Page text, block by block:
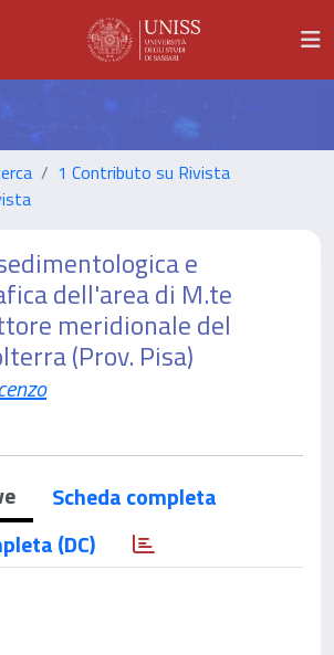
1 Contributo su Rivista
e
dell'area di M.te
meridionale del
(Prov. Pisa)
Scheda completa
(DC)